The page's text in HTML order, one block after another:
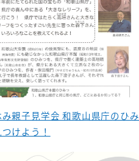
親子見学会 和歌山県庁のひみ
けよう！